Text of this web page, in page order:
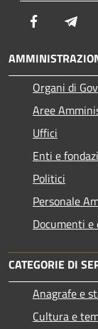
Facebook
Organi di
Aree
Uffici
Enti e
Politici
Personale
Documenti e
CATEGORIE DI
Anagrafe e
Cultura e